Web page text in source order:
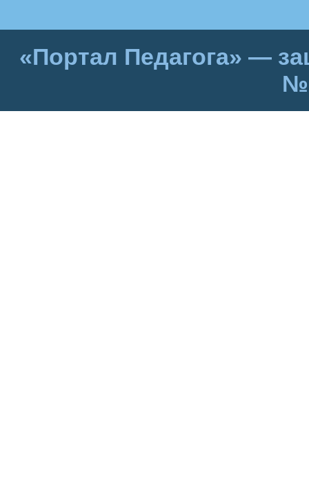
«Портал Педагога» —